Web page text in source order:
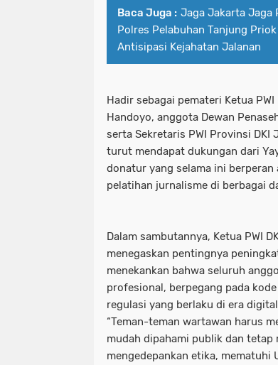
Baca Juga : Jaga Jakarta Jaga
Polres Pelabuhan Tanjung
Antisipasi Kejahatan Jalanan
Hadir sebagai pemateri Ketua
Handoyo, anggota Dewan
serta Sekretaris PWI Provinsi DKI
turut mendapat dukungan dari
donatur yang selama ini
pelatihan jurnalisme di berbagai
Dalam sambutannya, Ketua PWI
menegaskan pentingnya
menekankan bahwa seluruh
profesional, berpegang pada
regulasi yang berlaku di era
“Teman-teman wartawan harus
mudah dipahami publik dan
mengedepankan etika, mematuhi